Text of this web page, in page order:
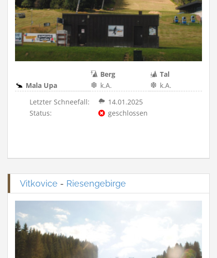
Berg
Tal
Mala Upa
k.A.
k.A.
Letzter Schneefall:
14.01.2025
Status:
geschlossen
Vitkovice - Riesengebirge